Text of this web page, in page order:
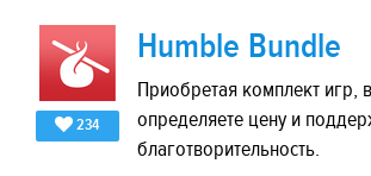
234
Humble Bundle
Приобретая комплект игр,
определяете цену и
благотворительность.